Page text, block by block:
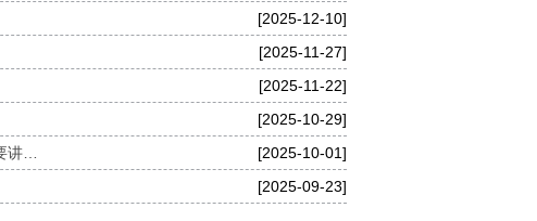
[2025-12-10]
[2025-11-27]
[2025-11-22]
[2025-10-29]
[2025-10-01]
讲…
[2025-09-23]